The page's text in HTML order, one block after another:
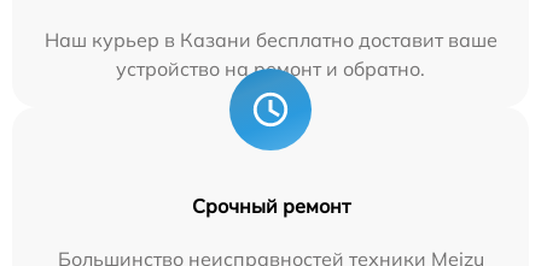
Наш курьер в Казани бесплатно доставит ваше
устройство на ремонт и обратно.
Срочный ремонт
Большинство неисправностей техники Meizu